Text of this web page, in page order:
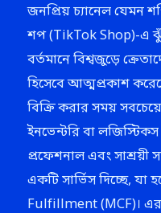
জনপ্রিয় চ্যানেল যেমন
শপ (TikTok Shop)-এ
বর্তমানে বিশ্বজুড়ে
হিসেবে আত্মপ্রকাশ
বিক্রি করার সময়
ইনভেন্টরি বা
প্রফেশনাল এবং সাশ্রয়ী
একটি সার্ভিস দিচ্ছে,
Fulfillment (MCF)।